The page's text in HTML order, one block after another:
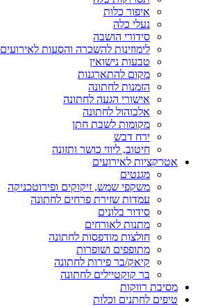
איפור כלות
נעלי כלה
סידורי הושבה
לימוזינות להשכרה והסעות לאירועים
טבעות נישואין
מקום להתארגנות
הזמנות לחתונה
אישורי הגעה לחתונה
אלכוהול לחתונה
מקומות לשבת חתן
ירח דבש
חיטוב, ליווי כושר ותזונה
אטרקציות לאירועים
מגנטים
משקפי שמש, זיקוקים ופירוטכניקה
עמדות שזירת פרחים לחתונה
סידור בלונים
מתנות לאורחים
חולצות מודפסות לחתונה
מתופפים ושופרות
קיאק/בר פירות לחתונה
בר קוקטיילים לחתונה
מסיבת רווקות
טיפים לחתנים וכלות